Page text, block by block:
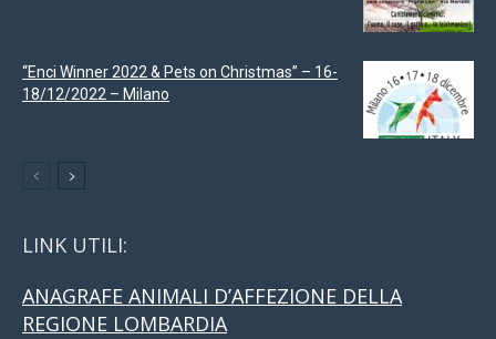
“Enci Winner 2022 & Pets on Christmas” – 16-
18/12/2022 – Milano
LINK UTILI:
ANAGRAFE ANIMALI D’AFFEZIONE DELLA
REGIONE LOMBARDIA